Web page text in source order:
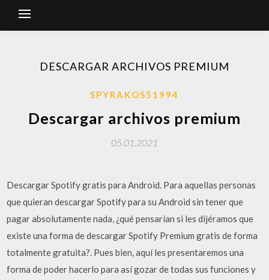
DESCARGAR ARCHIVOS PREMIUM
SPYRAKOS51994
Descargar archivos premium
05.01.2021
Descargar Spotify gratis para Android. Para aquellas personas
que quieran descargar Spotify para su Android sin tener que
pagar absolutamente nada, ¿qué pensarían si les dijéramos que
existe una forma de descargar Spotify Premium gratis de forma
totalmente gratuita?. Pues bien, aquí les presentaremos una
forma de poder hacerlo para así gozar de todas sus funciones y